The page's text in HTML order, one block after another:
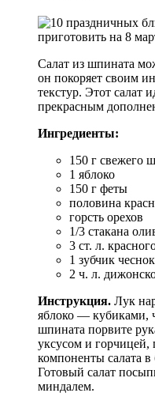
Салат из шпината
он покоряет своим
текстур. Этот салат
прекрасным
Ингредиенты:
150 г свежего
1 яблоко
150 г феты
половина
горсть орехов
1/3 стакана
3 ст. л.
1 зубчик
2 ч. л.
Инструкция. Лук
яблоко — кубиками,
шпината порвите
уксусом и горчицей,
компоненты салата в
Готовый салат
миндалем.